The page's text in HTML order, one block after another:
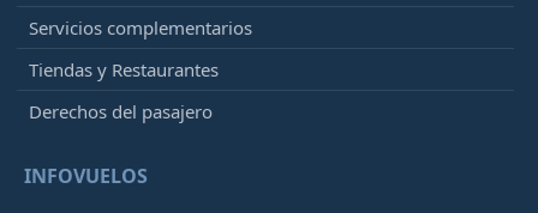
Servicios complementarios
Tiendas y Restaurantes
Derechos del pasajero
INFOVUELOS